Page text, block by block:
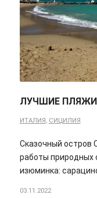
ЛУЧШИЕ
ИТАЛИЯ , СИЦИЛИЯ
Сказочный остров
работы природных
изюминка:
03.11.2022